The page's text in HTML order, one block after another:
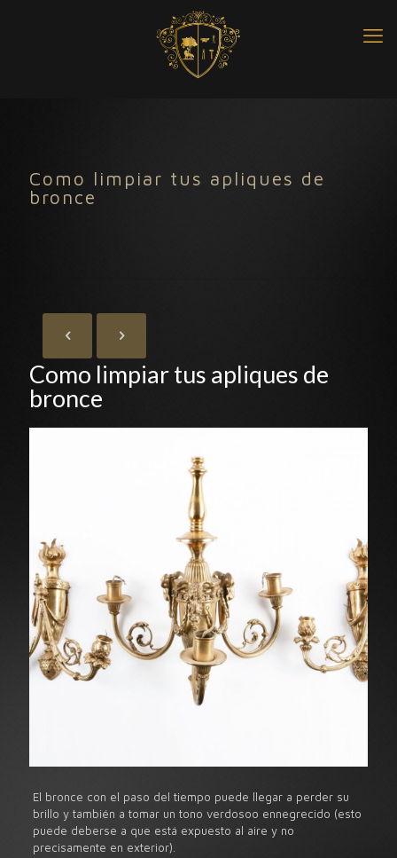
Como limpiar tus apliques de
bronce
Como limpiar tus apliques de
bronce
El bronce con el paso del tiempo puede llegar a perder su
brillo y también a tomar un tono verdosoo ennegrecido (esto
puede deberse a que está expuesto al aire y no
precisamente en exterior).